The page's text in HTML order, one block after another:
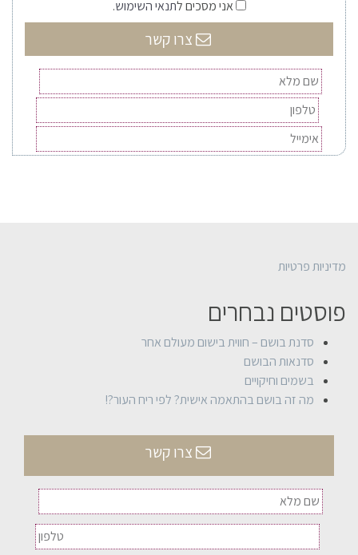
אני מסכים לתנאי השימוש.
צרו קשר
מדיניות פרטיות
פוסטים נבחרים
סדנת בושם – חווית בישום מעולם אחר
סדנאות הבושם
בשמים וחיקויים
מה זה בושם בהתאמה אישית? לפי ריח העור?!
צרו קשר